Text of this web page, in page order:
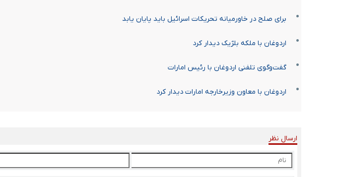
برای صلح در خاورمیانه تحریکات اسرائیل باید پایان یابد
اردوغان با ملکه بلژیک دیدار کرد
گفت‌وگوی تلفنی اردوغان با رئیس امارات
اردوغان با معاون وزیرخارجه امارات دیدار کرد
ارسال نظر